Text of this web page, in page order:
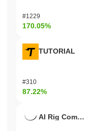
#1229
170.05%
TUTORIAL
#310
87.22%
AI Rig Complex